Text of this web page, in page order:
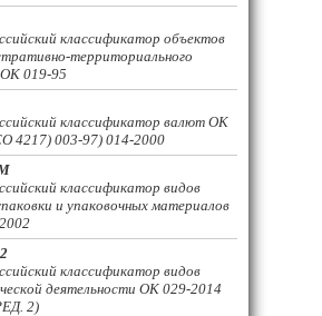
классификатор объектов
территориального
ОК 019-95
классификатор валют ОК
4217) 003-97) 014-2000
классификатор видов
и упаковочных материалов
классификатор видов
деятельности ОК 029-2014
2)